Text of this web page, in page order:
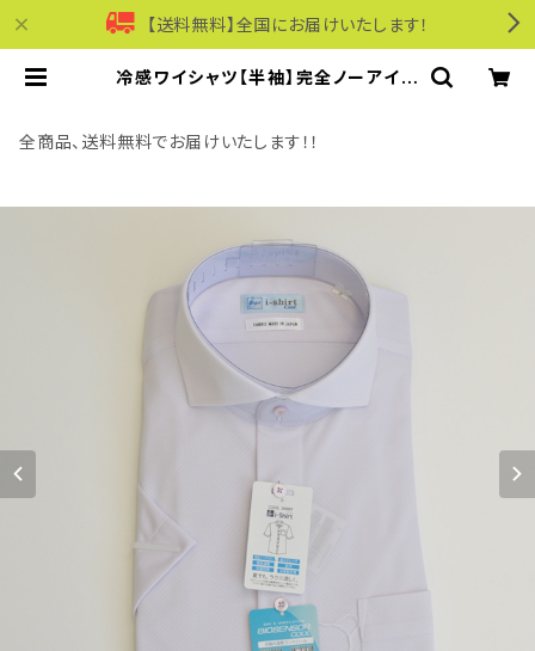
【送料無料】全国にお届けいたします！
冷感ワイシャツ【半袖】完全ノーアイロ
ト柄 メンズ ビジネス dhy196-cw-
91 ラベンダー | モリワンワールドオ
全商品、送料無料でお届けいたします！！